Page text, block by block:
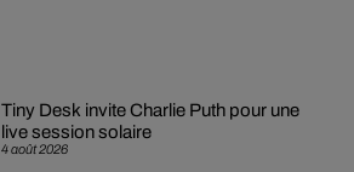
4 août 2026
Tiny Desk invite Charlie Puth pour une
live session solaire